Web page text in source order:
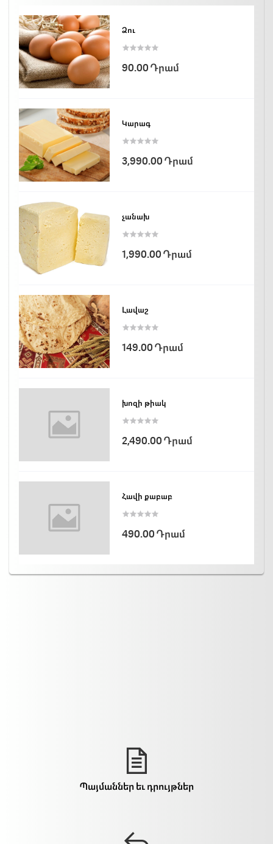
Ձու
90.00 Դրամ
Կարագ
3,990.00 Դրամ
չանախ
1,990.00 Դրամ
Լավաշ
149.00 Դրամ
խոզի թիակ
2,490.00 Դրամ
Հավի քաբաբ
490.00 Դրամ
Պայմաններ եւ դրույթներ